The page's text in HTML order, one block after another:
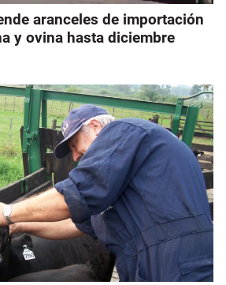
aranceles de importación
y ovina hasta diciembre